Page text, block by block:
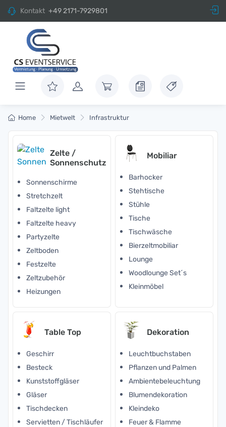
Kontakt +49 2171-7929801
Home Mietwelt Infrastruktur
Zelte /
Sonnenschutz
Sonnenschirme
Stretchzelt
Faltzelte light
Faltzelte heavy
Partyzelte
Zeltboden
Festzelte
Zeltzubehör
Heizungen
Mobiliar
Barhocker
Stehtische
Stühle
Tische
Tischwäsche
Bierzeltmobiliar
Lounge
Woodlounge Set´s
Kleinmöbel
Table Top
Geschirr
Besteck
Kunststoffgläser
Gläser
Tischdecken
Servietten / Tischläufer
Dekoration
Leuchtbuchstaben
Pflanzen und Palmen
Ambientebeleuchtung
Blumendekoration
Kleindeko
Feuer & Flamme